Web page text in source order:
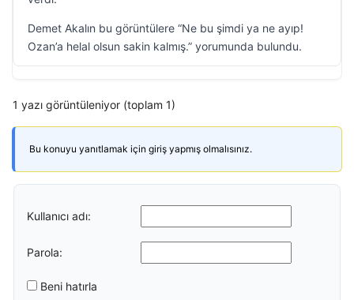
Demet Akalın bu görüntülere “Ne bu şimdi ya ne ayıp!
Ozan’a helal olsun sakin kalmış.” yorumunda bulundu.
1 yazı görüntüleniyor (toplam 1)
Bu konuyu yanıtlamak için giriş yapmış olmalısınız.
Kullanıcı adı:
Parola:
Beni hatırla